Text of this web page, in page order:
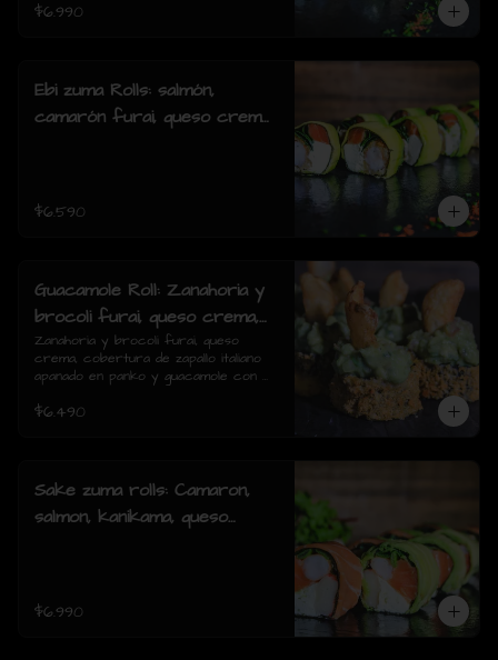
$6.990
Ebi zuma Rolls: salmón,
camarón furai, queso crema,
$6.590
Guacamole Roll: Zanahoria y
brocoli furai, queso crema,
cobertura de zapallo italiano
apanado en panko y
(8 piezas)
Zanahoria y brocoli furai, queso
crema, cobertura de zapallo italiano
apanado en panko y guacamole con
$6.490
Sake zuma rolls: Camaron,
salmon, kanikama, queso
$6.990